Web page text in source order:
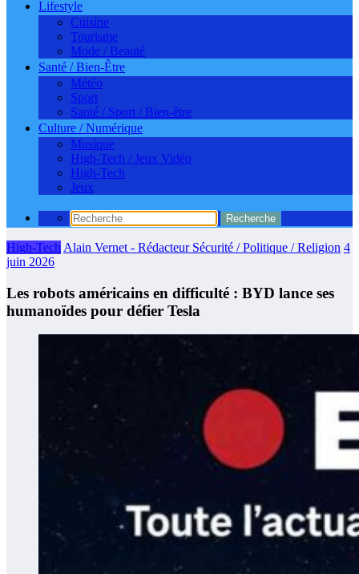
Lifestyle
Cuisine
Tourisme
Mode / Beauté
Santé / Bien-Être
Météo
Sport
Santé / Sport / Bien-être
Culture / Numérique
Musique
High-Tech / Jeux Vidéo
High-Tech
Jeux
High-Tech Alain Vernet - Rédacteur Sécurité / Politique / Religion 4
juin 2026
Les robots américains en difficulté : BYD lance ses
humanoïdes pour défier Tesla